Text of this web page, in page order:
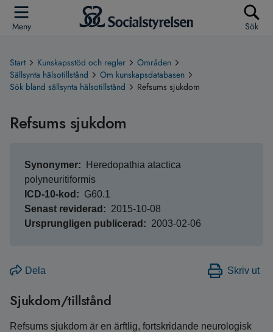
Meny Sök
Start Kunskapsstöd och regler
Områden
Sällsynta hälsotillstånd
Om kunskapsdatabasen
Sök bland sällsynta hälsotillstånd
Refsums sjukdom
Refsums sjukdom
Synonymer
Heredopathia atactica
polyneuritiformis
ICD-10-kod G60.1
Senast reviderad 2015-10-08
Ursprungligen publicerad 2003-02-06
Dela Skriv ut
Sjukdom/tillstånd
Refsums sjukdom är en ärftlig, fortskridande neurologisk